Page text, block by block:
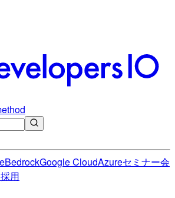
BedrockGoogle CloudAzureセミナー会
採用